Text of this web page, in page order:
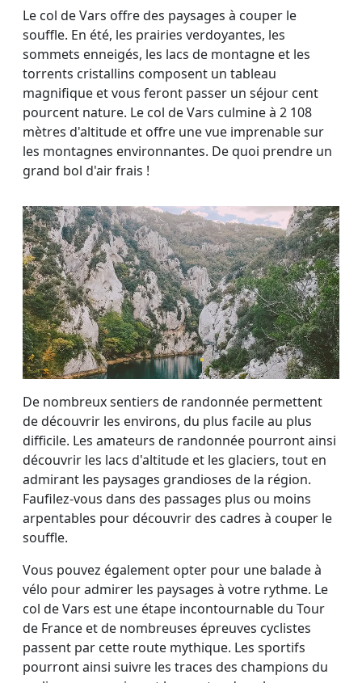
Le col de Vars offre des paysages à couper le
souffle. En été, les prairies verdoyantes, les
sommets enneigés, les lacs de montagne et les
torrents cristallins composent un tableau
magnifique et vous feront passer un séjour cent
pourcent nature. Le col de Vars culmine à 2 108
mètres d'altitude et offre une vue imprenable sur
les montagnes environnantes. De quoi prendre un
grand bol d'air frais !
De nombreux sentiers de randonnée permettent
de découvrir les environs, du plus facile au plus
difficile. Les amateurs de randonnée pourront ainsi
découvrir les lacs d'altitude et les glaciers, tout en
admirant les paysages grandioses de la région.
Faufilez-vous dans des passages plus ou moins
arpentables pour découvrir des cadres à couper le
souffle.
Vous pouvez également opter pour une balade à
vélo pour admirer les paysages à votre rythme. Le
col de Vars est une étape incontournable du Tour
de France et de nombreuses épreuves cyclistes
passent par cette route mythique. Les sportifs
pourront ainsi suivre les traces des champions du